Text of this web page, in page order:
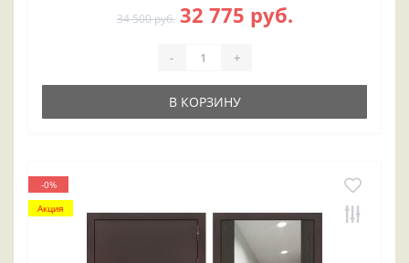
34 500 руб. 32 775 руб.
- +
В КОРЗИНУ
-0%
Акция